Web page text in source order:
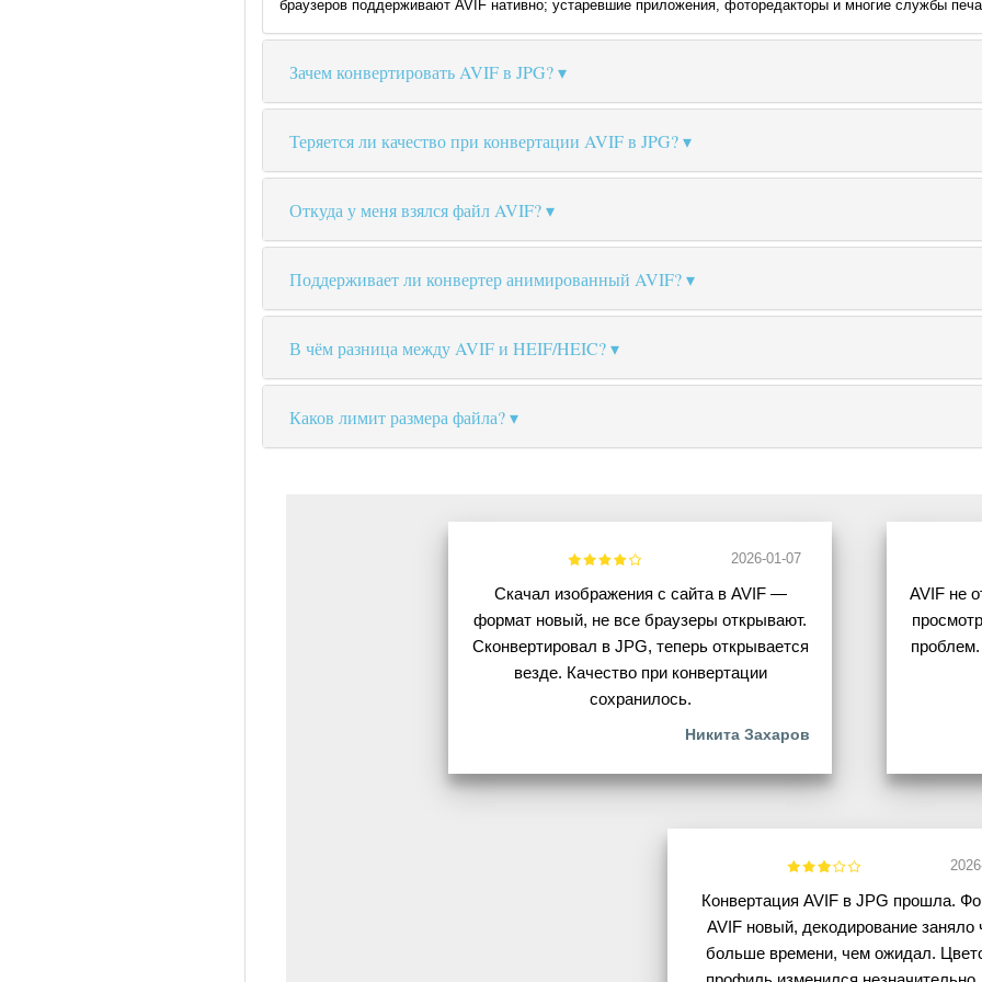
браузеров поддерживают AVIF нативно; устаревшие приложения, фоторедакторы и многие службы
Зачем конвертировать AVIF в JPG?
Теряется ли качество при конвертации AVIF в JPG?
Откуда у меня взялся файл AVIF?
Поддерживает ли конвертер анимированный AVIF?
В чём разница между AVIF и HEIF/HEIC?
Каков лимит размера файла?
2026-01-07
Скачал изображения с сайта в AVIF —
формат новый, не все браузеры открывают.
Сконвертировал в JPG, теперь открывается
везде. Качество при конвертации
сохранилось.
Никита Захаров
AVIF не
проблем.
Конвертация AVIF в JPG прошла.
AVIF новый, декодирование заняло
больше времени, чем ожидал.